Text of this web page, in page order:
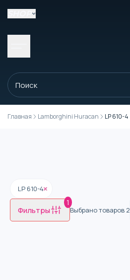
Главная Lamborghini Huracan LP 610-4
LP 610-4
Фильтры
1
Выбрано товаров 2